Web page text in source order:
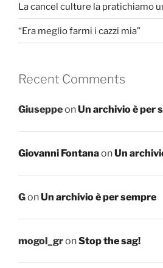
La cancel culture la pratichiamo
“Era meglio farmi i cazzi mia”
Recent Comments
GiuseppeonUn archivio è per
Giovanni FontanaonUn
GonUn archivio è per sempre
mogol_gronStop the sag!